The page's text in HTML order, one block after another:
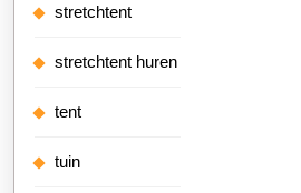
stretchtent
stretchtent huren
tent
tuin